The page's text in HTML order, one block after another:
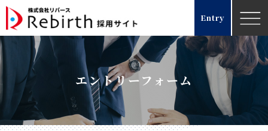
Entry
エントリーフォーム